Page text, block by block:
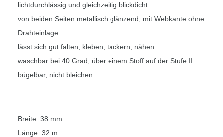
lichtdurchlässig und gleichzeitig blickdicht
von beiden Seiten metallisch glänzend, mit Webkante ohne
Drahteinlage
lässt sich gut falten, kleben, tackern, nähen
waschbar bei 40 Grad, über einem Stoff auf der Stufe II
bügelbar, nicht bleichen
Breite: 38 mm
Länge: 32 m